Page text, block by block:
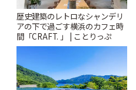
歴史建築のレトロなシャンデリ
アの下で過ごす横浜のカフェ時
間「CRAFT. 」 | ことりっぷ